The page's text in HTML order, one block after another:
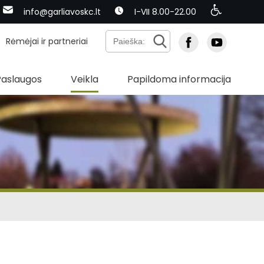
info@garliavoskc.lt I-VII 8.00-22.00
Rėmėjai ir partneriai
Veikla Papildoma informacija